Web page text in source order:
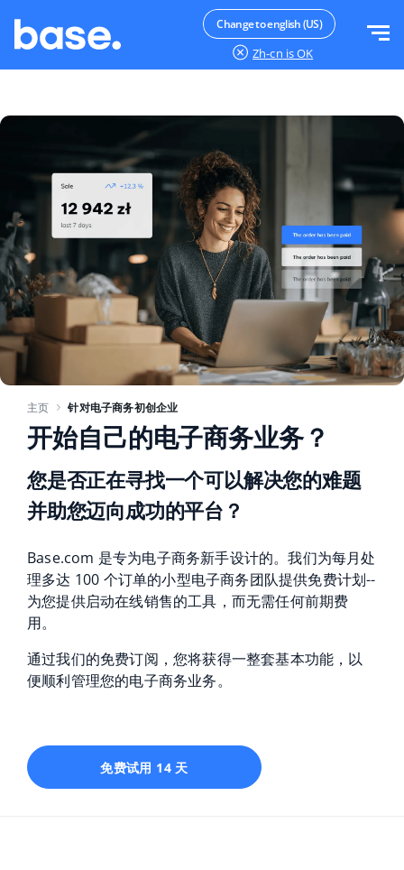
Change to english (US)
Zh-cn is OK
在线市场管理器
产品管理器
价格自动化
WMS
发货管理
工作流程自动化
Base Connect
用于电子商务的人工智能
Base Analytics
公司规模
针对电子商务初创企业
针对成长型企业
大型电子商务
行业
家庭与花园
电子产品
超市
健康与美容
时尚
集成
价目表
更多信息
教育
服务
账户审计
其他
合作与合作伙伴
english (US)
english (IN)
deutsch
español (AR)
登录
主页 针对电子商务初创企业
开始自己的电子商务业务？
您是否正在寻找一个可以解决您的难题
并助您迈向成功的平台？
Base.com 是专为电子商务新手设计的。我们为每月处
理多达 100 个订单的小型电子商务团队提供免费计划--
为您提供启动在线销售的工具，而无需任何前期费
用。
通过我们的免费订阅，您将获得一整套基本功能，以
便顺利管理您的电子商务业务。
免费试用 14 天